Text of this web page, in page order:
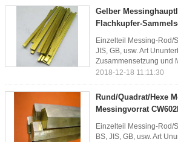
Gelber
Flachkupfer-
Einzelteil Messing-Rod/
JIS, GB, usw. Art
Zusammensetzung und
2018-12-18 11:11:30
Rund/Quadrat/Hexe
Messingvorrat
Einzelteil Messing-Rod/
BS, JIS, GB, usw. Art